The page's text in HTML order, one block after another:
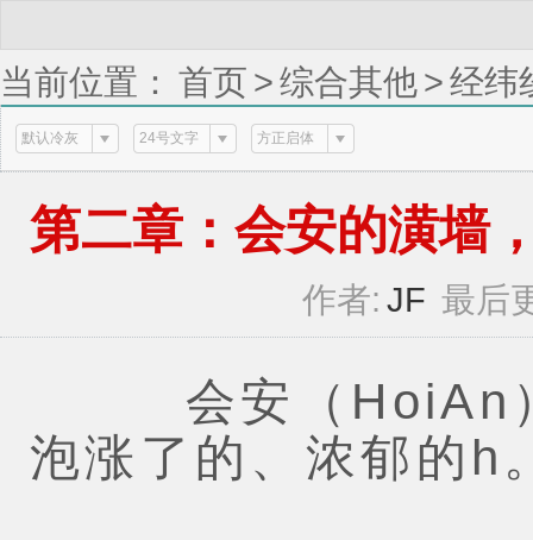
当前位置： 首页 >综合其他>经纬
三明治的脆响 (1 / 3)
默认冷灰 24号文字 方正启体
第二章：会安的潢墙
作者: JF 最后
会安（HoiAn）
泡涨了的、浓郁的h